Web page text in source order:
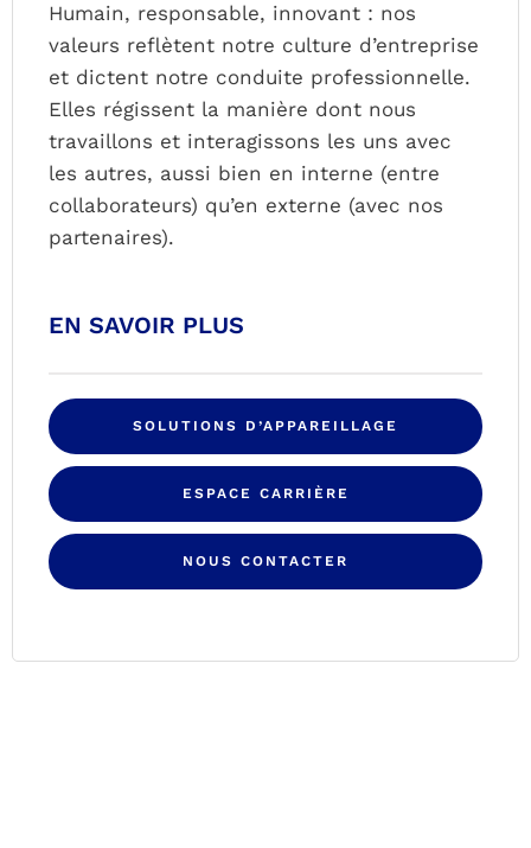
Humain, responsable, innovant : nos
valeurs reflètent notre culture d’entreprise
et dictent notre conduite professionnelle.
Elles régissent la manière dont nous
travaillons et interagissons les uns avec
les autres, aussi bien en interne (entre
collaborateurs) qu’en externe (avec nos
partenaires).
EN SAVOIR PLUS
SOLUTIONS D’APPAREILLAGE
ESPACE CARRIÈRE
NOUS CONTACTER